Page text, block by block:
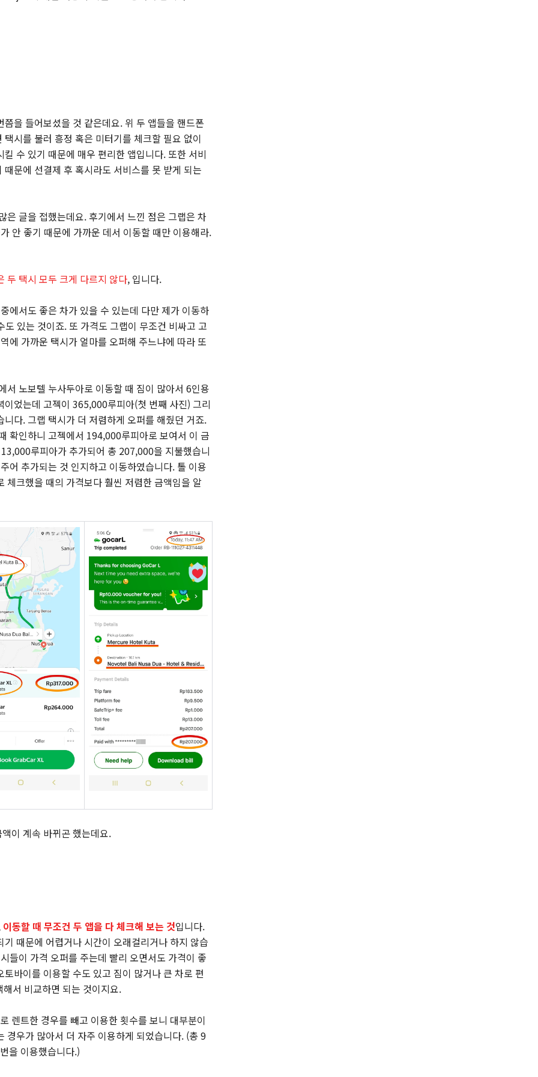
을 들어보셨을 것 같은데요. 위 두 앱들을 핸드폰
시를 불러 흥정 혹은 미터기를 체크할 필요 없이
수 있기 때문에 매우 편리한 앱입니다. 또한 서비
문에 선결제 후 혹시라도 서비스를 못 받게 되는
은 글을 접했는데요. 후기에서 느낀 점은 그랩은 차
안 좋기 때문에 가까운 데서 이동할 때만 이용해라.
두 택시 모두 크게 다르지 않다, 입니다.
에서도 좋은 차가 있을 수 있는데 다만 제가 이동하
있는 것이죠. 또 가격도 그랩이 무조건 비싸고 고
에 가까운 택시가 얼마를 오퍼해 주느냐에 따라 또
서 노보텔 누사두아로 이동할 때 짐이 많아서 6인용
었는데 고젝이 365,000루피아(첫 번째 사진) 그리
다. 그랩 택시가 더 저렴하게 오퍼를 해줬던 거죠.
확인하니 고젝에서 194,000루피아로 보여서 이 금
루피아가 추가되어 총 207,000을 지불했습니
어 추가되는 것 인지하고 이동하였습니다. 톨 이용
체크했을 때의 가격보다 훨씬 저렴한 금액임을 알
이 계속 바뀌곤 했는데요.
이동할 때 무조건 두 앱을 다 체크해 보는 것입니다.
때문에 어렵거나 시간이 오래걸리거나 하지 않습
들이 가격 오퍼를 주는데 빨리 오면서도 가격이 좋
바이를 이용할 수도 있고 짐이 많거나 큰 차로 편
서 비교하면 되는 것이지요.
렌트한 경우를 빼고 이용한 횟수를 보니 대부분이
경우가 많아서 더 자주 이용하게 되었습니다. (총 9
을 이용했습니다.)